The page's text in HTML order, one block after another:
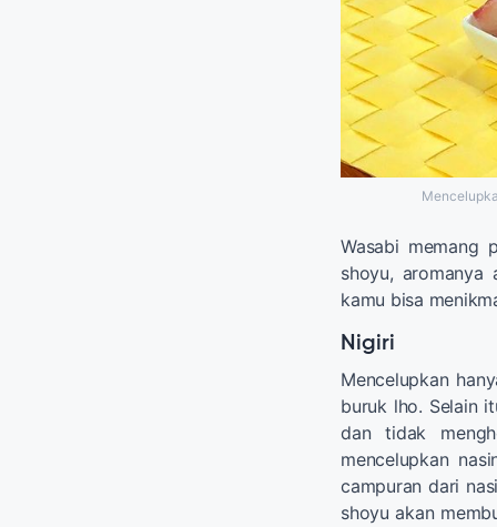
Wasabi memang
shoyu, aromanya
kamu bisa
Nigiri
Mencelupkan
buruk lho. Selain
dan tidak
mencelupkan
campuran dari
shoyu akan